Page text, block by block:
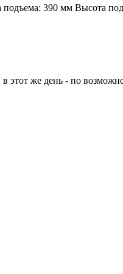
подъема: 390 мм Высота
этот же день - по